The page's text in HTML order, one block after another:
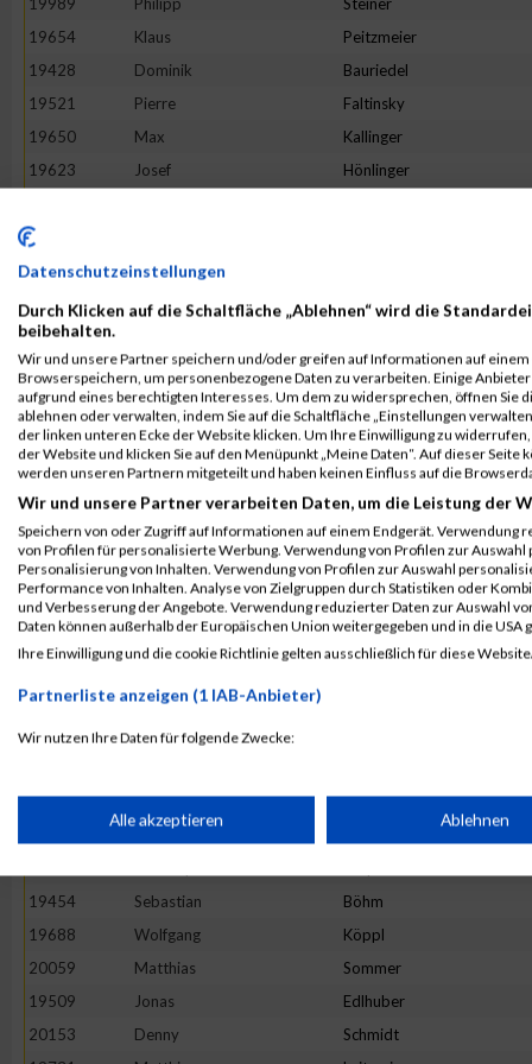
19654
Klaus Peitzmeier
19428
Dominik Bauriedel
19521
Pierre Faltinsky
19650
Max Kallinger
19623
Josef Hönlinger
19513
19660
Adrian
19467
Oliver Brutschy
19479
19794
Dino Morelli
19526
Michael Fink
19544
Klaus Gasteiger
20084
Marco Zielske
19642
Michael Jaumann
19868
Dirk Riedel
19857
Oliver-Kersten Raab
19626
Roland Hösl
19463
Christoph Breitner
19621
Volker
19581
Uwe
20138
Florian Nöther
Christian
19454
Sebastian Böhm
19688
Wolfgang Köppl
20059
Matthias Sommer
19509
Jonas Edlhuber
20153
Denny Schmidt
Datenschutzeinstellungen
Durch Klicken auf die Schaltfläche „Ablehnen“ wird die
beibehalten.
Wir und unsere Partner speichern und/oder greifen auf Informationen auf einem
Browserspeichern, um personenbezogene Daten zu verarbeiten. Einige
aufgrund eines berechtigten Interesses. Um dem zu widersprechen, öffnen Sie
ablehnen oder verwalten, indem Sie auf die Schaltfläche „Einstellungen
der linken unteren Ecke der Website klicken. Um Ihre Einwilligung zu
der Website und klicken Sie auf den Menüpunkt „Meine Daten“. Auf dieser
werden unseren Partnern mitgeteilt und haben keinen Einfluss auf die
Wir und unsere Partner verarbeiten Daten, um die Leistung der
Speichern von oder Zugriff auf Informationen auf einem Endgerät. Verwendung
von Profilen für personalisierte Werbung. Verwendung von Profilen zur
Personalisierung von Inhalten. Verwendung von Profilen zur Auswahl
Performance von Inhalten. Analyse von Zielgruppen durch Statistiken oder
und Verbesserung der Angebote. Verwendung reduzierter Daten zur Auswahl
Daten können außerhalb der Europäischen Union weitergegeben und in die USA
Ihre Einwilligung und die cookie Richtlinie gelten ausschließlich für diese
Partnerliste anzeigen (1 IAB-Anbieter)
Wir nutzen Ihre Daten für folgende Zwecke:
Speichern von oder Zugriff auf Informationen auf einem
Erstellung von Profilen für personalisierte Werbung
Verwendung von Profilen zur Auswahl personalisierter Werbung
Alle akzeptieren Ablehnen